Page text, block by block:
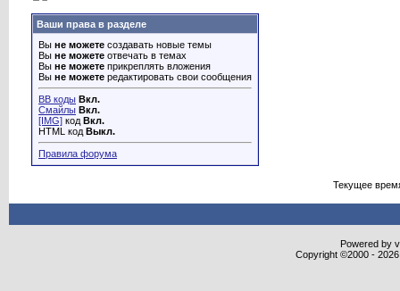
Ваши права в разделе
Вы не можете создавать новые темы
Вы не можете отвечать в темах
Вы не можете прикреплять вложения
Вы не можете редактировать свои сообщения
BB коды Вкл.
Смайлы Вкл.
[IMG] код Вкл.
HTML код Выкл.
Правила форума
Текущее
Powered by
Copyright ©2000 -